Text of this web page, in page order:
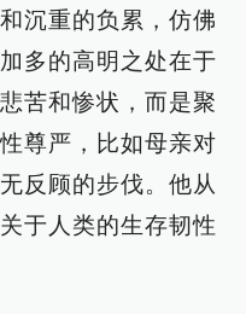
沉重的负累，仿佛
多的高明之处在于
苦和惨状，而是聚
尊严，比如母亲对
反顾的步伐。他从
于人类的生存韧性